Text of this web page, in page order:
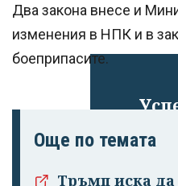
Два закона внесе и
изменения в НПК и в
боеприпасите.
Още по темата
Тръмп иска